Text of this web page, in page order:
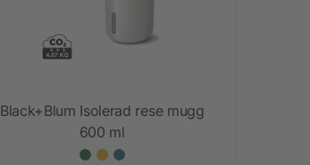
Black+Blum Isolerad rese mugg
600 ml